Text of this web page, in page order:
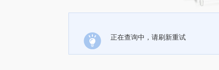
正在查询中，请刷新重试